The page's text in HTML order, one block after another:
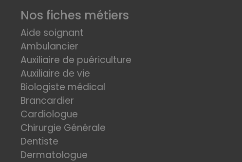
Nos fiches métiers
Aide soignant
Ambulancier
Auxiliaire de puériculture
Auxiliaire de vie
Biologiste médical
Brancardier
Cardiologue
Chirurgie Générale
Dentiste
Dermatologue